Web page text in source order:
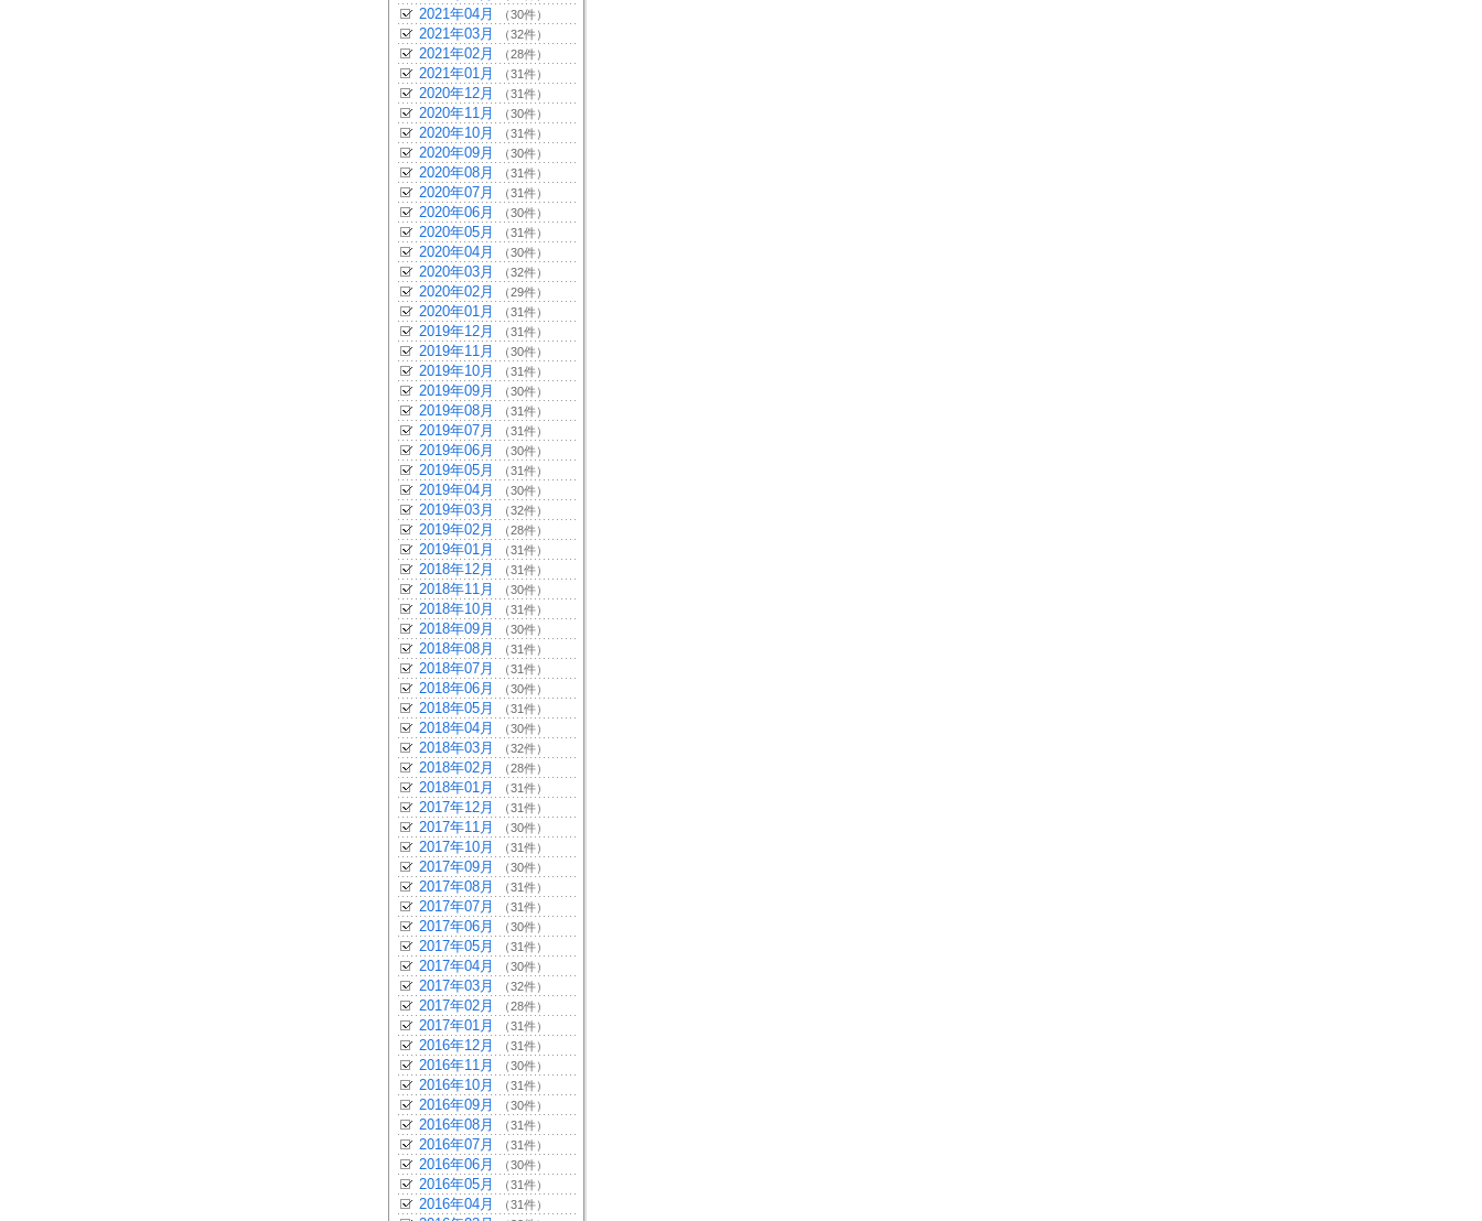
2021年04月 （30件）
2021年03月 （32件）
2021年02月 （28件）
2021年01月 （31件）
2020年12月 （31件）
2020年11月 （30件）
2020年10月 （31件）
2020年09月 （30件）
2020年08月 （31件）
2020年07月 （31件）
2020年06月 （30件）
2020年05月 （31件）
2020年04月 （30件）
2020年03月 （32件）
2020年02月 （29件）
2020年01月 （31件）
2019年12月 （31件）
2019年11月 （30件）
2019年10月 （31件）
2019年09月 （30件）
2019年08月 （31件）
2019年07月 （31件）
2019年06月 （30件）
2019年05月 （31件）
2019年04月 （30件）
2019年03月 （32件）
2019年02月 （28件）
2019年01月 （31件）
2018年12月 （31件）
2018年11月 （30件）
2018年10月 （31件）
2018年09月 （30件）
2018年08月 （31件）
2018年07月 （31件）
2018年06月 （30件）
2018年05月 （31件）
2018年04月 （30件）
2018年03月 （32件）
2018年02月 （28件）
2018年01月 （31件）
2017年12月 （31件）
2017年11月 （30件）
2017年10月 （31件）
2017年09月 （30件）
2017年08月 （31件）
2017年07月 （31件）
2017年06月 （30件）
2017年05月 （31件）
2017年04月 （30件）
2017年03月 （32件）
2017年02月 （28件）
2017年01月 （31件）
2016年12月 （31件）
2016年11月 （30件）
2016年10月 （31件）
2016年09月 （30件）
2016年08月 （31件）
2016年07月 （31件）
2016年06月 （30件）
2016年05月 （31件）
2016年04月 （31件）